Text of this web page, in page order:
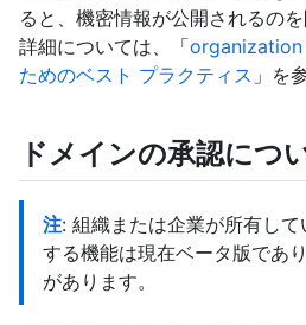
ると、機密情報が公開されるのを
詳細については、「organization
ためのベスト プラクティス 」を
ドメインの承認につ
注: 組織または企業が所有し
する機能は現在ベータ版であ
があります。